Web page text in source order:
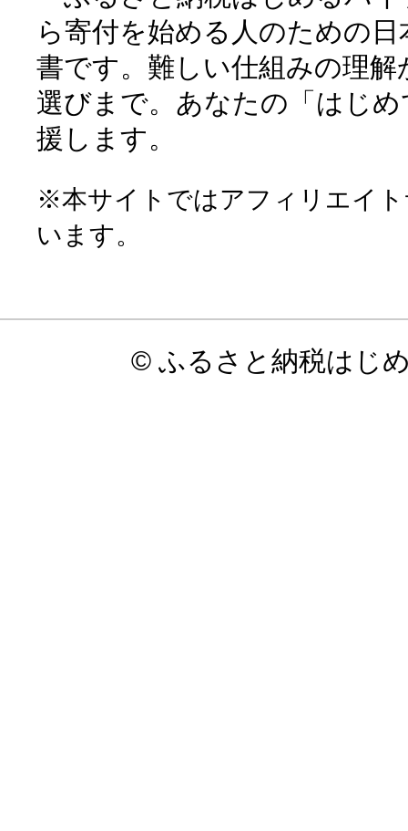
ら寄付を始める人のための
書です。難しい仕組みの理
選びまで。あなたの「はじ
援します。
※本サイトではアフィリエイ
います。
© ふるさと納税はじ